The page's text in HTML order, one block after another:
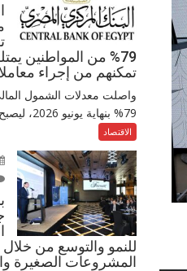
79% من المواطنين
تمكنهم من إجراء
واصلت معدلات الشمول
79% بنهاية يونيو 2026، ليصبح عدد المواطنين...
الاقتصاد
للنمو والتوسع من خلال
المشروعات الصغيرة